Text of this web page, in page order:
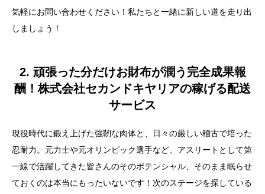
気軽にお問い合わせください！私たちと一緒に新しい道を走り出
しましょう！
2. 頑張った分だけお財布が潤う完全成果報
酬！株式会社セカンドキヤリアの稼げる配送
サービス
現役時代に鍛え上げた強靭な肉体と、日々の厳しい稽古で培った
忍耐力。元力士や元オリンピック選手など、アスリートとして第
一線で活躍してきた皆さんのそのポテンシャル、そのまま眠らせ
ておくのは本当にもったいないです！次のステージを探している